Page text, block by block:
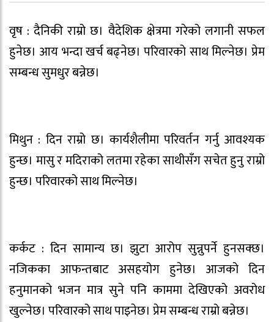
वृष : दैनिकी राम्रो छ। वैदेशिक क्षेत्रमा गरेको लगानी सफल
हुनेछ। आय भन्दा खर्च बढ्नेछ। परिवारको साथ मिल्नेछ। प्रेम
सम्बन्ध सुमधुर बन्नेछ।
मिथुन : दिन राम्रो छ। कार्यशैलीमा परिवर्तन गर्नु आवश्यक
हुन्छ। मासु र मदिराको लतमा रहेका साथीसँग सचेत हुनु राम्रो
हुन्छ। परिवारको साथ मिल्नेछ।
कर्कट : दिन सामान्य छ। झुटा आरोप सुन्नुपर्ने हुनसक्छ।
नजिकका आफन्तबाट असहयोग हुनेछ। आजको दिन
हनुमानको भजन मात्र सुने पनि काममा देखिएको अवरोध
खुल्नेछ। परिवारको साथ पाइनेछ। प्रेम सम्बन्ध राम्रो बन्नेछ।